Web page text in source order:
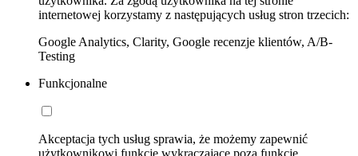
internetowej korzystamy z następujących usług stron trzecich:
Google Analytics, Clarity, Google recenzje klientów, A/B-
Testing
Funkcjonalne
Akceptacja tych usług sprawia, że możemy zapewnić
użytkownikowi funkcje wykraczające poza funkcje